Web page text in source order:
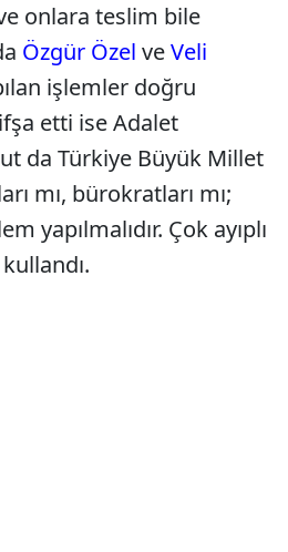
onlara teslim bile
Özgür Özel veVeli
işlemler doğru
etti ise Adalet
da Türkiye Büyük Millet
mı, bürokratları mı;
yapılmalıdır. Çok ayıplı